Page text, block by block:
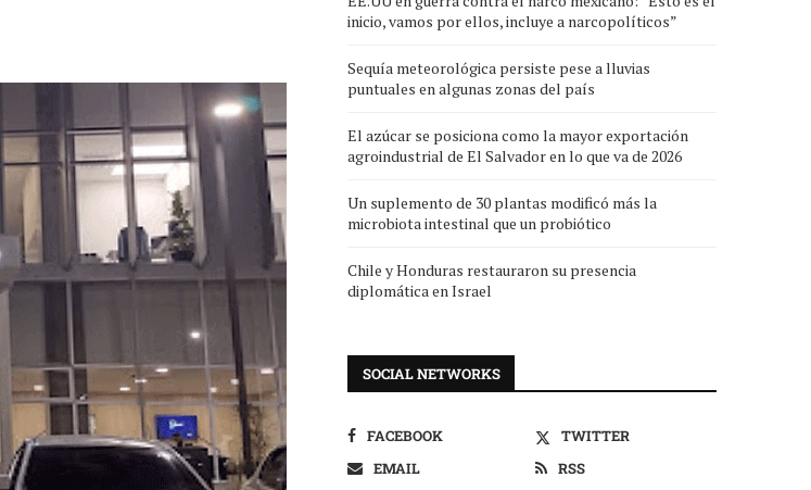
inicio, vamos por ellos, incluye a narcopolíticos”
Sequía meteorológica persiste pese a lluvias
puntuales en algunas zonas del país
El azúcar se posiciona como la mayor exportación
agroindustrial de El Salvador en lo que va de 2026
Un suplemento de 30 plantas modificó más la
microbiota intestinal que un probiótico
Chile y Honduras restauraron su presencia
diplomática en Israel
SOCIAL NETWORKS
FACEBOOK
TWITTER
EMAIL
RSS